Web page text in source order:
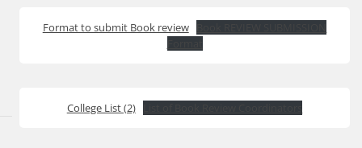
Format to submit Book review
College List (2)